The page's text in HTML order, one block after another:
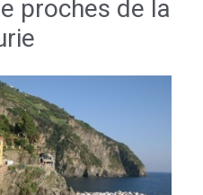
proches de la